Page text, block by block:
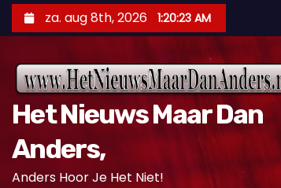
o
za. aug 8th, 2026 1:20:24 AM
Het Nieuws Maar Dan
Anders,
Anders Hoor Je Het Niet!